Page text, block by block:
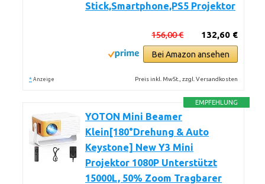
Stick,Smartphone,PS5 Projektor
132,60 €
156,00 €
Bei Amazon ansehen
* Anzeige Preis inkl. MwSt., zzgl. Versandkosten
EMPFEHLUNG
YOTON Mini Beamer
Klein[180°Drehung & Auto
Keystone] New Y3 Mini
Projektor 1080P Unterstützt
15000L, 50% Zoom Tragbarer